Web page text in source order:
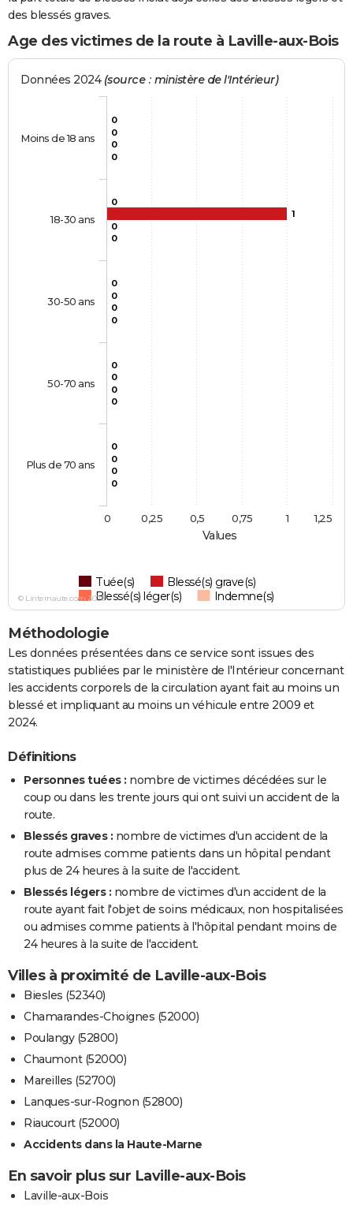
des blessés graves.
Age des victimes de la route à Laville-aux-Bois
Values
Données 2024 (source : ministère de l'Intérieur)
0
0
0
0
0
0
1
0
0
0
0
0
0
0
0
0
0
0
0
0
Tuée(s)
Blessé(s) grave(s)
Blessé(s) léger(s)
Indemne(s)
Moins de 18 ans
18-30 ans
30-50 ans
50-70 ans
Plus de 70 ans
0 1
0,25 0,5 0,75 1,25
© Linternaute.com 2026
Méthodologie
Les données présentées dans ce service sont issues des
statistiques publiées par le ministère de l'Intérieur concernant
les accidents corporels de la circulation ayant fait au moins un
blessé et impliquant au moins un véhicule entre 2009 et
2024.
Définitions
Personnes tuées : nombre de victimes décédées sur le
coup ou dans les trente jours qui ont suivi un accident de la
route.
Blessés graves : nombre de victimes d'un accident de la
route admises comme patients dans un hôpital pendant
plus de 24 heures à la suite de l'accident.
Blessés légers : nombre de victimes d'un accident de la
route ayant fait l'objet de soins médicaux, non hospitalisées
ou admises comme patients à l'hôpital pendant moins de
24 heures à la suite de l'accident.
Villes à proximité de Laville-aux-Bois
Biesles (52340)
Chamarandes-Choignes (52000)
Poulangy (52800)
Chaumont (52000)
Mareilles (52700)
Lanques-sur-Rognon (52800)
Riaucourt (52000)
Accidents dans la Haute-Marne
En savoir plus sur Laville-aux-Bois
Laville-aux-Bois